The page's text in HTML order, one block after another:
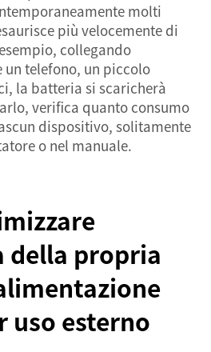
molti
più velocemente di
collegando
telefono, un piccolo
la batteria si scaricherà
verifica quanto consumo
dispositivo, solitamente
o nel manuale.
propria
uso esterno